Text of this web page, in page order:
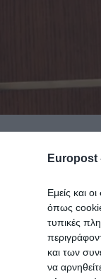
Europost
Εμείς και
όπως
τυπικές
και των
να